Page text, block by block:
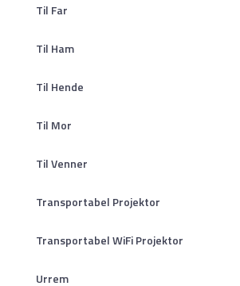
Til Far
Til Ham
Til Hende
Til Mor
Til Venner
Transportabel Projektor
Transportabel WiFi Projektor
Urrem